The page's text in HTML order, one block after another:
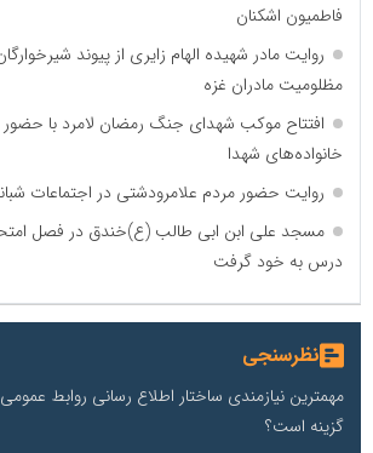
فاطمیون اشکنان
روایت مادر شهیده الهام زایری از پیوند
مظلومیت مادران غزه
افتتاح موکب شهدای جنگ رمضان لامرد با حضور
خانواده‌های شهدا
روایت حضور مردم علامرودشتی در اجتماعات
مسجد علی ابن ابی طالب (ع)خندق در فصل
درس به خود گرفت
نظرسنجی
مهمترین نیازمندی ساختار اطلاع رسانی روابط
گزینه است؟